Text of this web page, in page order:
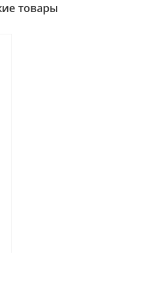
товары